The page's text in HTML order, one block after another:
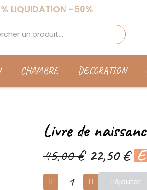
LIQUIDATION -50%
CHAMBRE DECORATION
Livre de
45,00 € 22,50 €
Ajouter